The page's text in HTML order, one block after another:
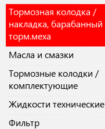
Тормозная колодка /
накладка, барабанный
торм.меха
Масла и смазки
Тормозные колодки /
комплектующие
Жидкости технические
Фильтр